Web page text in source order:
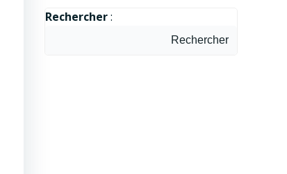
Rechercher:
Rechercher